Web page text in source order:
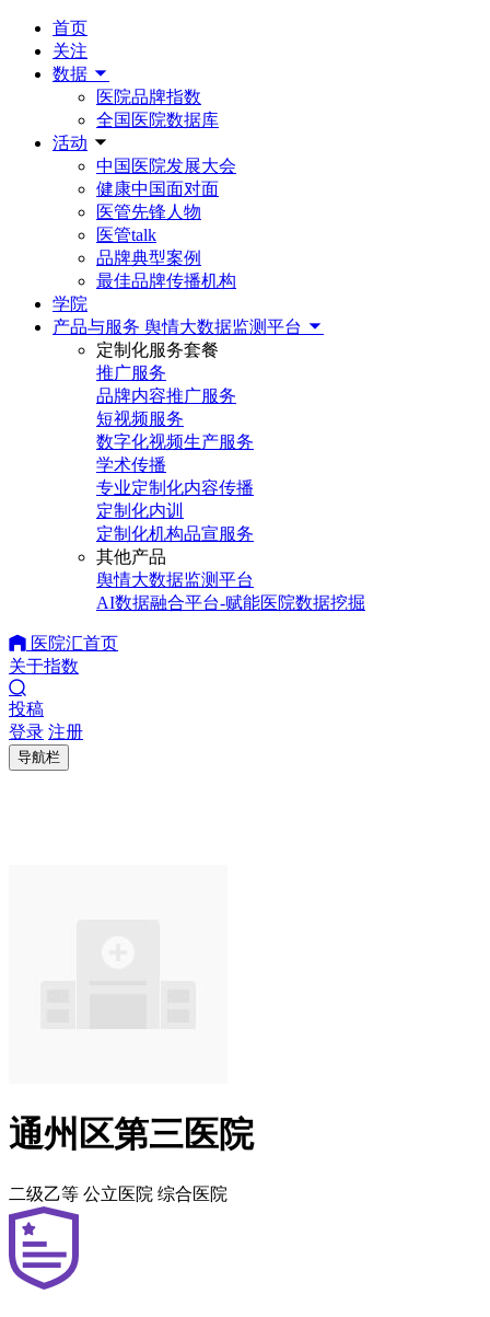
首页
关注
数据
医院品牌指数
全国医院数据库
活动
中国医院发展大会
健康中国面对面
医管先锋人物
医管talk
品牌典型案例
最佳品牌传播机构
学院
产品与服务 舆情大数据监测平台
定制化服务套餐
推广服务
品牌内容推广服务
短视频服务
数字化视频生产服务
学术传播
专业定制化内容传播
定制化内训
定制化机构品宣服务
其他产品
舆情大数据监测平台
AI数据融合平台-赋能医院数据挖掘
医院汇首页
关于指数
投稿
登录 注册
导航栏
通州区第三医院
二级乙等 公立医院 综合医院